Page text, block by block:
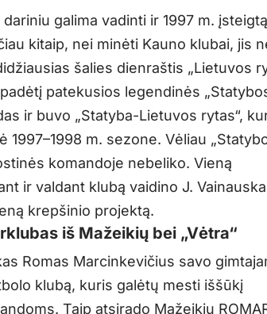
galima vadinti ir 1997 m. įsteigtą
kitaip, nei minėti Kauno klubai, jis
šalies dienraštis „Lietuvos
patekusios legendinės
ir buvo „Statyba-Lietuvos rytas“,
1997–1998 m. sezone. Vėliau
komandoje nebeliko. Vieną
ir valdant klubą vaidino J.
krepšinio projektą.
iš Mažeikių bei „Vėtra“
Romas Marcinkevičius savo
klubą, kuris galėtų mesti iššūkį
Taip atsirado Mažeikių